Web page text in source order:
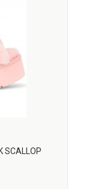
SCALLOP